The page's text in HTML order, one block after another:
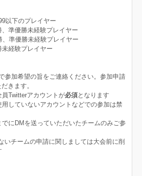
以下のプレイヤー
、準優勝未経験プレイヤー
、準優勝未経験プレイヤー
未経験プレイヤー
参加希望の旨をご連絡ください。参加申請
きます。
員Twitterアカウントが必須となります
用していないアカウントなどでの参加は禁
でにDMを送っていただいたチームのみご参
いチームの申請に関しましては大会前に削